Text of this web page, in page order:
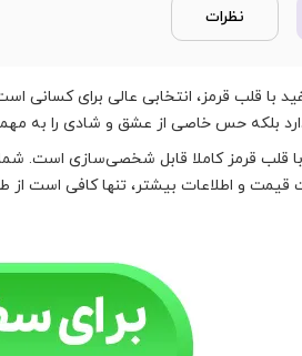
نظرات
با قلب قرمز، انتخابی عالی برای
دارد بلکه حس خاصی از عشق و شادی را به
قلب قرمز کاملا قابل شخصی‌سازی است. شما
قیمت و اطلاعات بیشتر، تنها کافی است